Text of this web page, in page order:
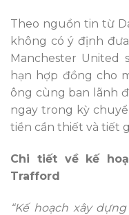
Theo nguồn tin từ
không có ý định
Manchester United
hạn hợp đồng cho
ông cùng ban lãnh
ngay trong kỳ
tiền cần thiết và tiết
Chi tiết về kế
Trafford
“Kế hoạch xây